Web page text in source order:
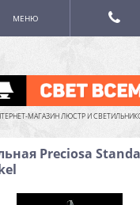
МАГАЗИН ЛЮСТР И
МЕНЮ
Preciosa